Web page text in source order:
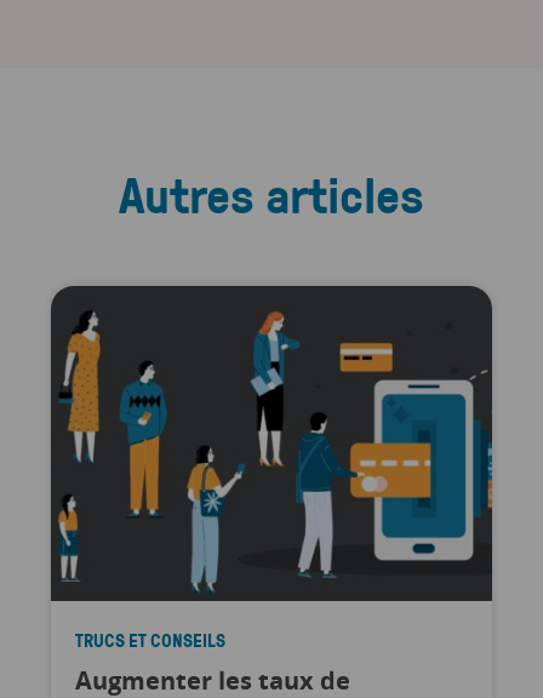
Autres articles
TRUCS ET CONSEILS
Augmenter les taux de